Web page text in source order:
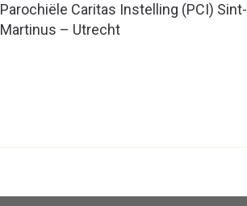
Parochiële Caritas Instelling (PCI) Sint-
Martinus – Utrecht